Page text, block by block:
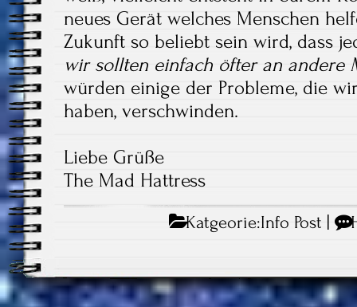
neues Gerät welches Menschen
Zukunft so beliebt sein wird, dass
wir sollten einfach öfter an andere
würden einige der Probleme, die
haben, verschwinden.
Liebe Grüße
The Mad Hattress
Katgeorie:Info Post |